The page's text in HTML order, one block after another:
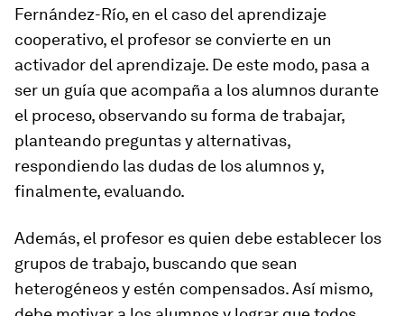
Fernández-Río, en el caso del aprendizaje
cooperativo, el profesor se convierte en un
activador del aprendizaje. De este modo, pasa a
ser un guía que acompaña a los alumnos durante
el proceso, observando su forma de trabajar,
planteando preguntas y alternativas,
respondiendo las dudas de los alumnos y,
finalmente, evaluando.
Además, el profesor es quien debe establecer los
grupos de trabajo, buscando que sean
heterogéneos y estén compensados. Así mismo,